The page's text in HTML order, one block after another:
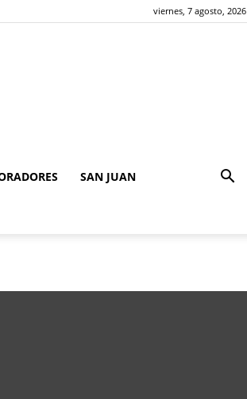
viernes, 7 agosto, 2026
SAN JUAN